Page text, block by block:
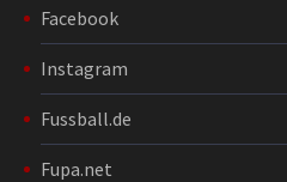
Facebook
Instagram
Fussball.de
Fupa.net